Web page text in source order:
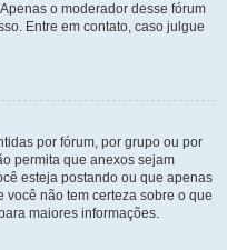
o moderador desse fórum
Entre em contato, caso julgue
por fórum, por grupo ou por
permita que anexos sejam
esteja postando ou que apenas
não tem certeza sobre o que
maiores informações.